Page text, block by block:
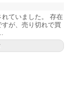
ていました。 存在
が、売り切れで買